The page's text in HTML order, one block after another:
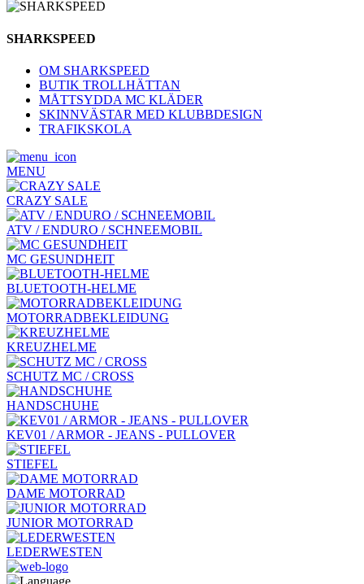
SHARKSPEED
OM SHARKSPEED
BUTIK TROLLHÄTTAN
MÅTTSYDDA MC KLÄDER
SKINNVÄSTAR MED KLUBBDESIGN
TRAFIKSKOLA
MENU
CRAZY SALE
ATV / ENDURO / SCHNEEMOBIL
MC GESUNDHEIT
BLUETOOTH-HELME
MOTORRADBEKLEIDUNG
KREUZHELME
SCHUTZ MC / CROSS
HANDSCHUHE
KEV01 / ARMOR - JEANS - PULLOVER
STIEFEL
DAME MOTORRAD
JUNIOR MOTORRAD
LEDERWESTEN